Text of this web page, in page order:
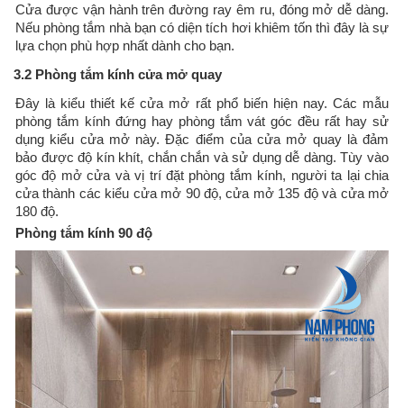
Cửa được vận hành trên đường ray êm ru, đóng mở dễ dàng.
Nếu phòng tắm nhà bạn có diện tích hơi khiêm tốn thì đây là sự
lựa chọn phù hợp nhất dành cho bạn.
3.2 Phòng tắm kính cửa mở quay
Đây là kiểu thiết kế cửa mở rất phổ biến hiện nay. Các mẫu
phòng tắm kính đứng hay phòng tắm vát góc đều rất hay sử
dụng kiểu cửa mở này. Đặc điểm của cửa mở quay là đảm
bảo được độ kín khít, chắn chắn và sử dụng dễ dàng. Tùy vào
góc độ mở cửa và vị trí đặt phòng tắm kính, người ta lại chia
cửa thành các kiểu cửa mở 90 độ, cửa mở 135 độ và cửa mở
180 độ.
Phòng tắm kính 90 độ